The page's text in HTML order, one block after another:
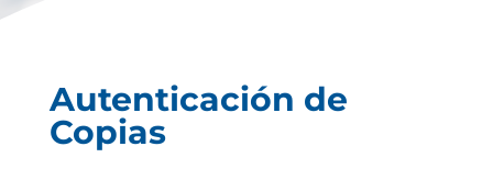
Autenticación de
Copias